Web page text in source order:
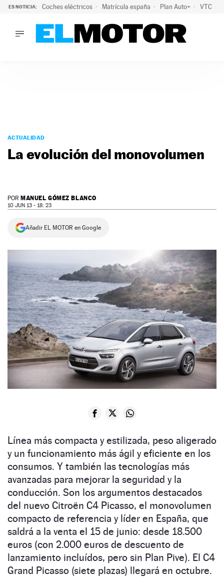
ES NOTICIA: Coches eléctricos Matrícula españa Plan Auto+ VTC
PODCAST
MOTOS
PREMIOS
ACTUALIDAD
La evolución del monovolumen
POR MANUEL GÓMEZ BLANCO
10 JUN 13 - 18: 23
Añadir EL MOTOR en Google
Línea más compacta y estilizada, peso aligerado
y un funcionamiento más ágil y eficiente en los
consumos. Y también las tecnologías más
avanzadas para mejorar la seguridad y la
conducción. Son los argumentos destacados
del nuevo Citroën C4 Picasso, el monovolumen
compacto de referencia y líder en España, que
saldrá a la venta el 15 de junio: desde 18.500
euros (con 2.000 euros de descuento de
lanzamiento incluídos, pero sin Plan Pive). El C4
Grand Picasso (siete plazas) llegará en octubre.